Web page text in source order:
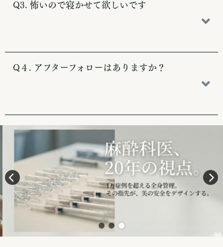
Q3. 怖いので寝かせて欲しいです
Q４. アフターフォローはありますか？